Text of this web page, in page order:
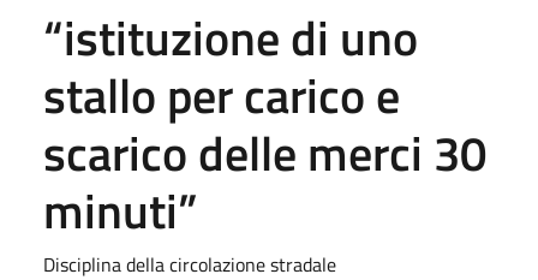
“istituzione di uno
stallo per carico e
scarico delle merci 30
minuti”
Disciplina della circolazione stradale